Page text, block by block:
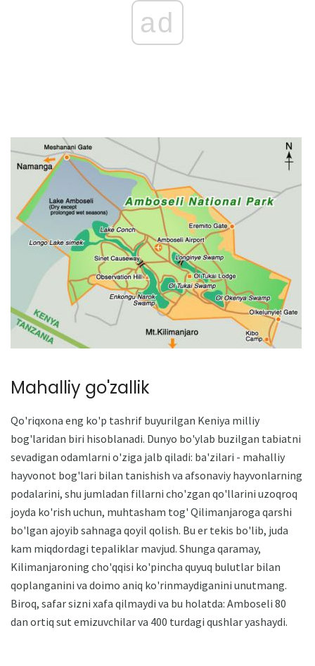
ad
Mahalliy go'zallik
Qo'riqxona eng ko'p tashrif buyurilgan Keniya milliy
bog'laridan biri hisoblanadi. Dunyo bo'ylab buzilgan tabiatni
sevadigan odamlarni o'ziga jalb qiladi: ba'zilari - mahalliy
hayvonot bog'lari bilan tanishish va afsonaviy hayvonlarning
podalarini, shu jumladan fillarni cho'zgan qo'llarini uzoqroq
joyda ko'rish uchun, muhtasham tog' Qilimanjaroga qarshi
bo'lgan ajoyib sahnaga qoyil qolish. Bu er tekis bo'lib, juda
kam miqdordagi tepaliklar mavjud. Shunga qaramay,
Kilimanjaroning cho'qqisi ko'pincha quyuq bulutlar bilan
qoplanganini va doimo aniq ko'rinmaydiganini unutmang.
Biroq, safar sizni xafa qilmaydi va bu holatda: Amboseli 80
dan ortiq sut emizuvchilar va 400 turdagi qushlar yashaydi.